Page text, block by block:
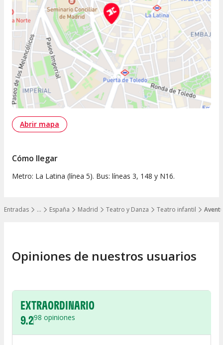
…
Mostrar todos los niveles
Entradas España Madrid Teatro y Danza Teatro infantil
Abrir mapa
Cómo llegar
Metro: La Latina (línea 5). Bus: líneas 3, 148 y N16.
Opiniones de nuestros usuarios
EXTRAORDINARIO
9.298 opiniones